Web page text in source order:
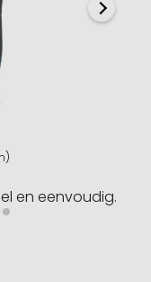
en eenvoudig.